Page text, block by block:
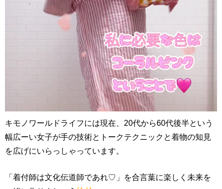
キモノワールドライフには現在、20代から60代後半という
幅広ーい女子が手の技術とトークテクニックと着物の知見
を広げにいらっしゃっています。
「着付師は文化伝道師であれ♡」を合言葉に楽しく未来を